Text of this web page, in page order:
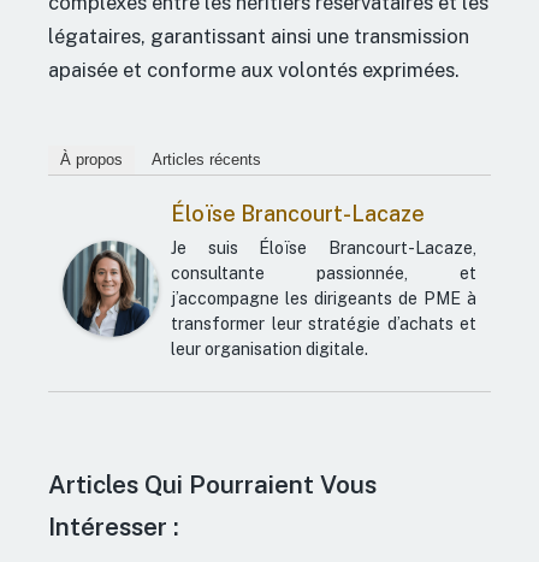
légataires, garantissant ainsi une transmission
apaisée et conforme aux volontés exprimées.
À propos Articles récents
Éloïse Brancourt-Lacaze
Je suis Éloïse Brancourt-Lacaze,
consultante passionnée, et
j’accompagne les dirigeants de PME à
transformer leur stratégie d’achats et
leur organisation digitale.
Articles Qui Pourraient Vous
Intéresser :